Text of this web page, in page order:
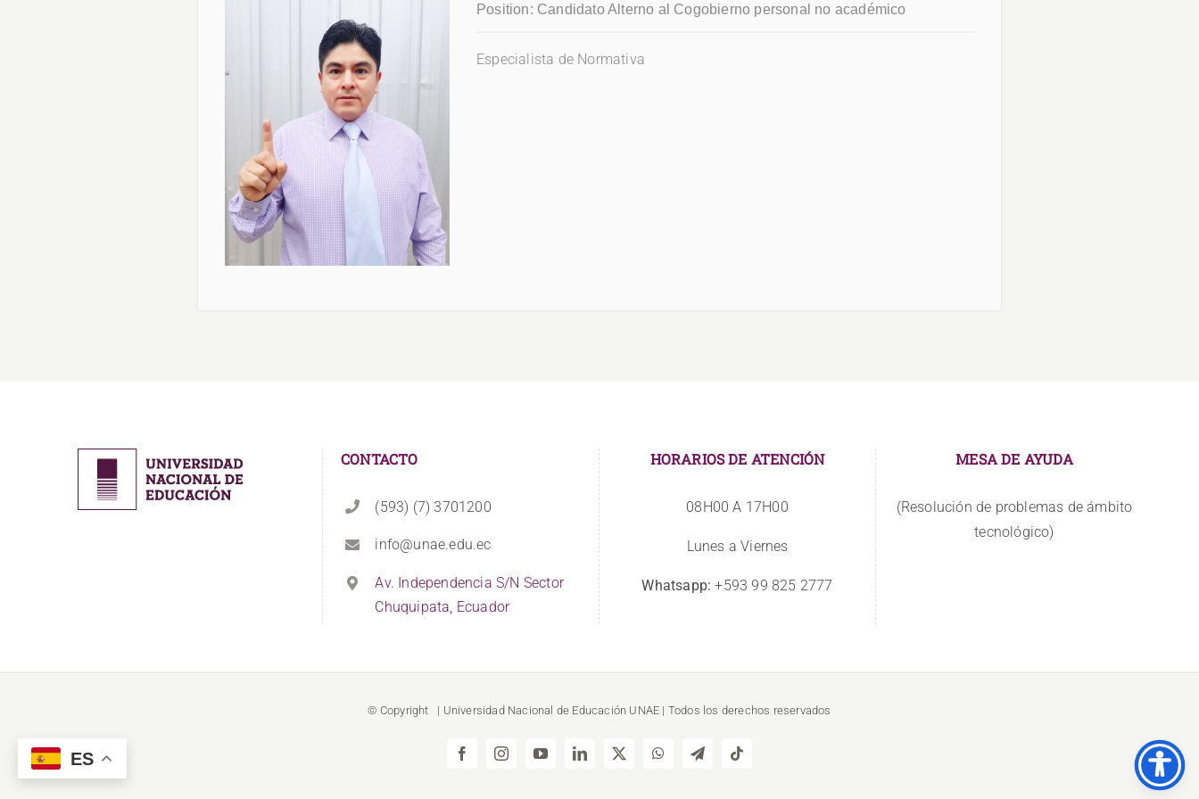
Position: Candidato Alterno al Cogobierno personal no académico
Especialista de Normativa
CONTACTO
(593) (7) 3701200
info@unae.edu.ec
Av. Independencia S/N Sector
Chuquipata, Ecuador
HORARIOS DE ATENCIÓN
08H00 A 17H00
Lunes a Viernes
Whatsapp: +593 99 825 2777
MESA DE AYUDA
(Resolución de problemas de ámbito
tecnológico)
© Copyright | Universidad Nacional de Educación UNAE | Todos los derechos reservados
FacebookInstagramYouTubeLinkedIn
X WhatsAppTelegramTiktok
ES